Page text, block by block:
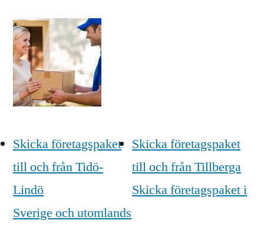
Skicka företagspaket
till och från Tidö-
Lindö
Skicka företagspaket
till och från Tillberga
Skicka företagspaket i
Sverige och utomlands